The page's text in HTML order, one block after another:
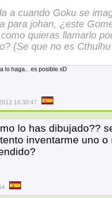
a cuando Goku se
para johan, ¿este
quieras llamarlo
(Se que no es
lo haga... es posible xD
16:30:47
lo has dibujado??
inventarme uno